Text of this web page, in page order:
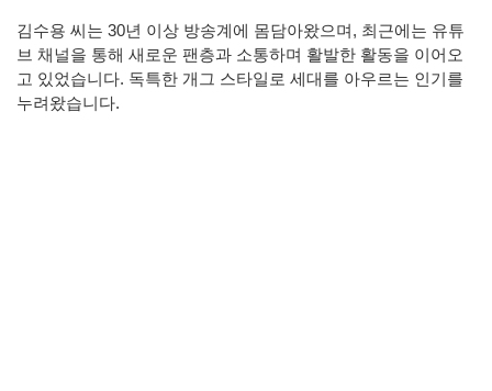
김수용 씨는 30년 이상 방송계에 몸담아왔으며, 최근에는 유튜
브 채널을 통해 새로운 팬층과 소통하며 활발한 활동을 이어오
고 있었습니다. 독특한 개그 스타일로 세대를 아우르는 인기를
누려왔습니다.